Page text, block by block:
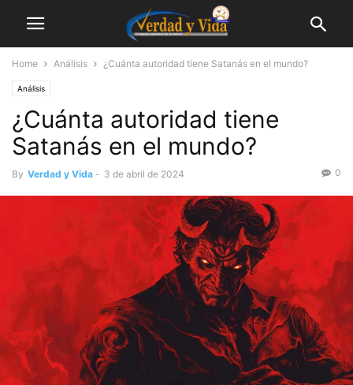
Home Análisis ¿Cuánta autoridad tiene Satanás en el mundo?
Análisis
¿Cuánta autoridad tiene
Satanás en el mundo?
By Verdad y Vida - 3 de abril de 2024 0